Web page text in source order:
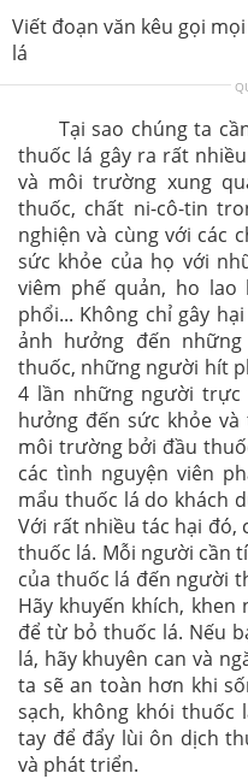
Viết đoạn văn kêu gọi
lá
Tại sao chúng ta cần
thuốc lá gây ra rất
và môi trường xung
thuốc, chất ni-cô-tin
nghiện và cùng với các
sức khỏe của họ với
viêm phế quản, ho
phổi... Không chỉ gây
ảnh hưởng đến
thuốc, những người hít
4 lần những người
hưởng đến sức khỏe
môi trường bởi đầu
các tình nguyện viên
mẩu thuốc lá do khách
Với rất nhiều tác hại đó,
thuốc lá. Mỗi người cần
của thuốc lá đến người
Hãy khuyến khích,
để từ bỏ thuốc lá. Nếu
lá, hãy khuyên can và
ta sẽ an toàn hơn khi
sạch, không khói thuốc
tay để đẩy lùi ôn dịch
và phát triển.